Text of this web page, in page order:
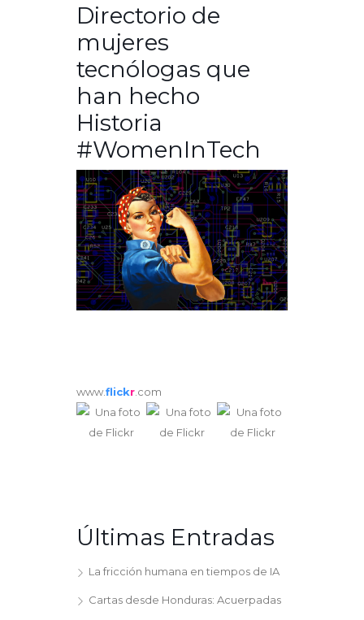
Directorio de
mujeres
tecnólogas que
han hecho
Historia
#WomenInTech
www.flickr .com
Últimas Entradas
La fricción humana en tiempos de IA
Cartas desde Honduras: Acuerpadas